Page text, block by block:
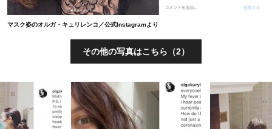
マスク姿のオルガ・キュリレンコ／公式Instagramより
その他の写真はこちら（2）